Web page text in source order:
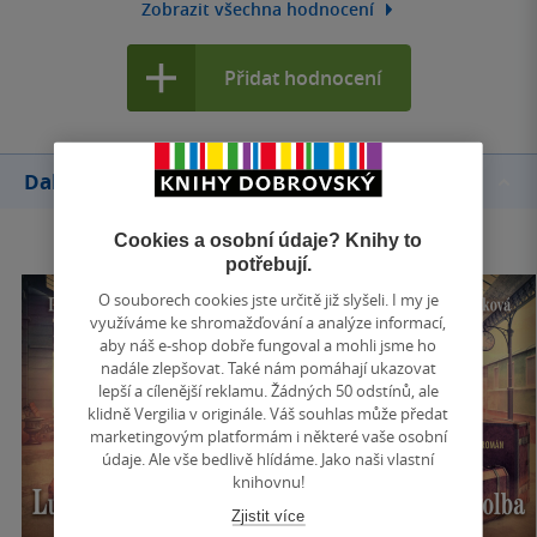
Zobrazit všechna hodnocení
Přidat hodnocení
Další knihy autora
Cookies a osobní údaje? Knihy to
potřebují.
O souborech cookies jste určitě již slyšeli. I my je
využíváme ke shromažďování a analýze informací,
aby náš e-shop dobře fungoval a mohli jsme ho
nadále zlepšovat. Také nám pomáhají ukazovat
lepší a cílenější reklamu. Žádných 50 odstínů, ale
klidně Vergilia v originále. Váš souhlas může předat
marketingovým platformám i některé vaše osobní
údaje. Ale vše bedlivě hlídáme. Jako naši vlastní
knihovnu!
Zjistit více